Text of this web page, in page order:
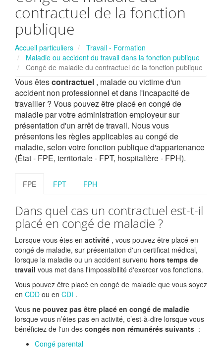
contractuel de la fonction
publique
Accueil particuliers
Travail - Formation
Maladie ou accident du travail dans la fonction publique
Congé de maladie du contractuel de la fonction publique
Vous êtescontractuel , malade ou victime d'un
accident non professionnel et dans l'incapacité de
travailler ? Vous pouvez être placé en congé de
maladie par votre administration employeur sur
présentation d'un arrêt de travail. Nous vous
présentons les règles applicables au congé de
maladie, selon votre fonction publique d'appartenance
(État - FPE, territoriale - FPT, hospitalière - FPH).
FPE FPT FPH
Dans quel cas un contractuel est-t-il
placé en congé de maladie ?
Lorsque vous êtes en activité , vous pouvez être placé en
congé de maladie, sur présentation d'un certificat médical,
lorsque la maladie ou un accident survenu hors temps de
travail vous met dans l'impossibilité d'exercer vos fonctions.
Vous pouvez être placé en congé de maladie que vous soyez
en CDD ou en CDI .
Vous ne pouvez pas être placé en congé de maladie
lorsque vous n’êtes pas en activité, c’est-à-dire lorsque vous
bénéficiez de l'un des congés non rémunérés suivants :
Congé parental